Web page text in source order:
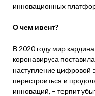
инновационных
О чем ивент?
В 2020 году мир
коронавируса
наступление цифровой
перестроиться и
инноваций, – терпит